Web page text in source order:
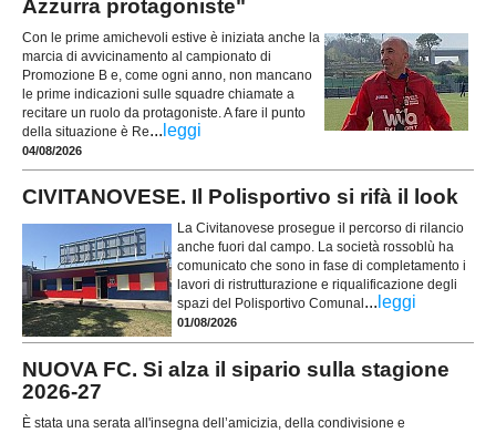
Azzurra protagoniste"
Con le prime amichevoli estive è iniziata anche la
marcia di avvicinamento al campionato di
Promozione B e, come ogni anno, non mancano
le prime indicazioni sulle squadre chiamate a
recitare un ruolo da protagoniste. A fare il punto
della situazione è Re... leggi
04/08/2026
CIVITANOVESE. Il Polisportivo si rifà il look
La Civitanovese prosegue il percorso di rilancio
anche fuori dal campo. La società rossoblù ha
comunicato che sono in fase di completamento i
lavori di ristrutturazione e riqualificazione degli
spazi del Polisportivo Comunal ... leggi
01/08/2026
NUOVA FC. Si alza il sipario sulla stagione
2026-27
È stata una serata all'insegna dell’amicizia, della condivisione e